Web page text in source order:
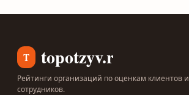
T topotzyv.ru
Рейтинги организаций по оценкам клиентов и
сотрудников.